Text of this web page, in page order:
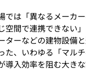
では「異なるメーカ
空間で連携できない
ターなどの建物設備
た、いわゆる「マル
導入効率を阻む大き